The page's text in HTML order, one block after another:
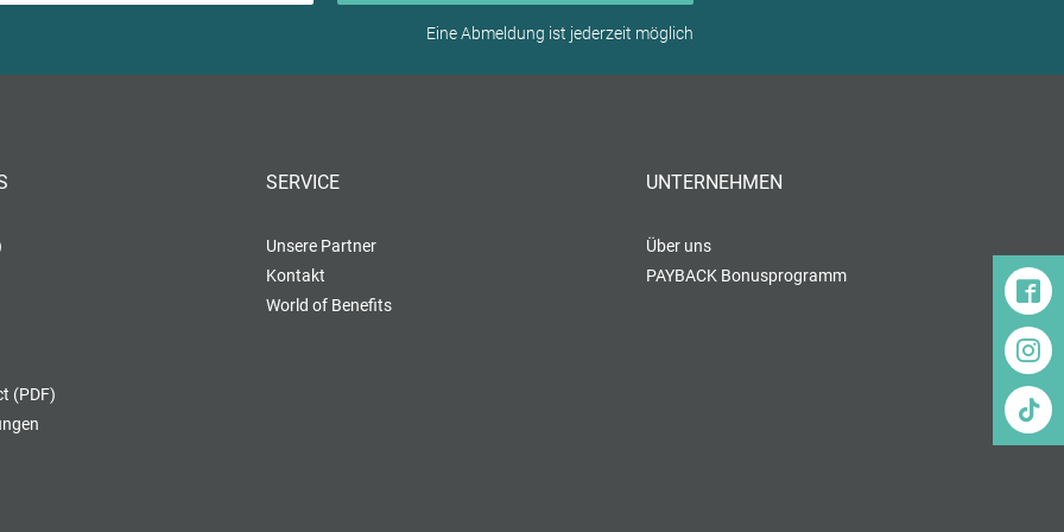
Eine Abmeldung ist jederzeit möglich
(PDF)
SERVICE
Unsere Partner
Kontakt
World of Benefits
UNTERNEHMEN
Über uns
PAYBACK Bonusprogramm